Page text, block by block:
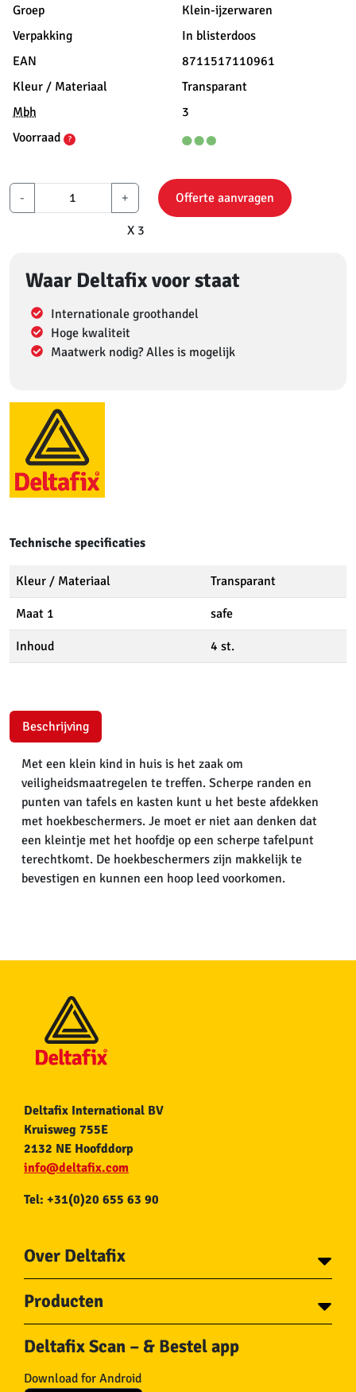
Groep
Klein-ijzerwaren
Verpakking
In blisterdoos
EAN
8711517110961
Kleur / Materiaal
Transparant
Mbh
3
Voorraad
?
- +
X 3
Offerte aanvragen
Waar Deltafix voor staat
Internationale groothandel
Hoge kwaliteit
Maatwerk nodig? Alles is mogelijk
Technische specificaties
Kleur / Materiaal Transparant
Maat 1 safe
Inhoud 4 st.
Beschrijving
Met een klein kind in huis is het zaak om
veiligheidsmaatregelen te treffen. Scherpe randen en
punten van tafels en kasten kunt u het beste afdekken
met hoekbeschermers. Je moet er niet aan denken dat
een kleintje met het hoofdje op een scherpe tafelpunt
terechtkomt. De hoekbeschermers zijn makkelijk te
bevestigen en kunnen een hoop leed voorkomen.
Deltafix International BV
Kruisweg 755E
2132 NE Hoofddorp
info@deltafix.com
Tel: +31(0)20 655 63 90
Over Deltafix
Voor gemeentes
Over Deltafix
Producten
Schroeven
Bouten
Ketting en Toebehoren
Deltafix Scan – & Bestel app
Download for Android